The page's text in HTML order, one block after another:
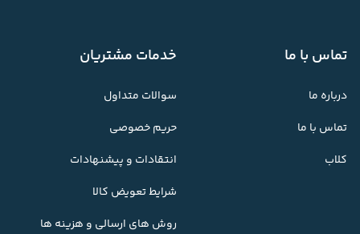
تماس با ما
درباره ما
تماس با ما
کلاب
خدمات مشتریان
سوالات متداول
حریم خصوصی
انتقادات و پیشنهادات
شرایط تعویض کالا
روش های ارسالی و هزینه ها